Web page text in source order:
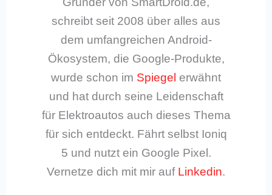
schreibt seit 2008 über alles aus
dem umfangreichen Android-
Ökosystem, die Google-Produkte,
wurde schon im Spiegel erwähnt
und hat durch seine Leidenschaft
für Elektroautos auch dieses Thema
für sich entdeckt. Fährt selbst Ioniq
5 und nutzt ein Google Pixel.
Vernetze dich mit mir auf Linkedin.